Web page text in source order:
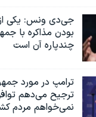
جی‌دی ونس: یکی
بودن مذاکره با
چندپاره آن است
ترامپ در مورد
ترجیح می‌دهم
نمی‌خواهم مردم